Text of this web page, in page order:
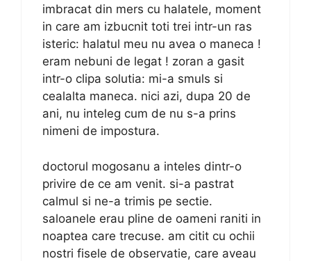
imbracat din mers cu halatele, moment
in care am izbucnit toti trei intr-un ras
isteric: halatul meu nu avea o maneca !
eram nebuni de legat ! zoran a gasit
intr-o clipa solutia: mi-a smuls si
cealalta maneca. nici azi, dupa 20 de
ani, nu inteleg cum de nu s-a prins
nimeni de impostura.
doctorul mogosanu a inteles dintr-o
privire de ce am venit. si-a pastrat
calmul si ne-a trimis pe sectie.
saloanele erau pline de oameni raniti in
noaptea care trecuse. am citit cu ochii
nostri fisele de observatie, care aveau